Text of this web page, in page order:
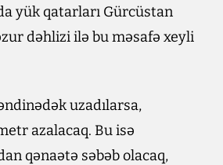
yük qatarları Gürcüstan
dəhlizi ilə bu məsafə xeyli
uzadılarsa,
azalacaq. Bu isə
qənaətə səbəb olacaq,